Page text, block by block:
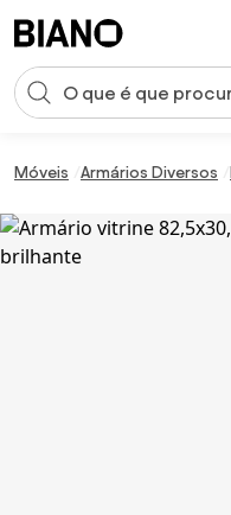
Entrada de pesquisa
Móveis Armários Diversos